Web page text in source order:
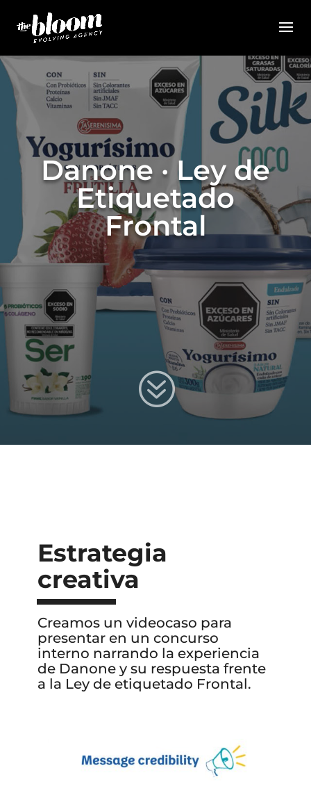
Danone · Ley de
Etiquetado
Frontal
?
Estrategia
creativa
Creamos un videocaso para
presentar en un concurso
interno narrando la experiencia
de Danone y su respuesta frente
a la Ley de etiquetado Frontal.